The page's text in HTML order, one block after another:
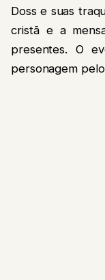
Doss e suas
cristã e a
presentes. O
personagem